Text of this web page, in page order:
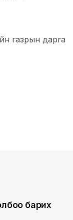
газрын дарга
барих